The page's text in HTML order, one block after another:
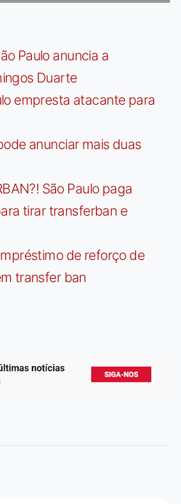
Paulo anuncia a
Duarte
empresta atacante para
anunciar mais duas
São Paulo paga
tirar transferban e
de reforço de
transfer ban